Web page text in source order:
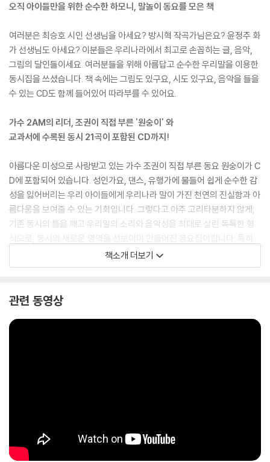
오직 아이들만을 위한 순수한 하모니, 말놀이 동요를 모은 책
여러분은 최승호 시인 선생님을 아세요? 방시혁 작곡가님은요? 윤정주 화
가 선생님도 아세요? 이분들은 우리나라에서 최고로 손꼽히는 글, 음악,
그림의 달인들이세요. 여러분들을 위해 아름답고 순수한 우리말을 이용한
동시집을 쓰셨습니다. 책 속에는 그림도 있구요, 시도 있구요, 음악을 들을
수 있는 CD도 함께 들어있어 따라부를 수 있어요.
가수 2AM의 리더, 조권이 직접 부른 '원숭이' 와
교과서에 수록된 동시 21곡이 포함된 CD까지!
아름다운 미성으로 사랑받고 있는 가수 조권이 직접 부른 동요 원숭이가 C
D에 포함되어 있습니다. 성인가요, 댄스, 유행가에 물들어 쉽게 순수한 감
성을 잃어버리는 우리 아이들에게 우리나라 말이 가진 천연의 진실함과 아
름다움을 보여줄 수 있는 기회입니다. 그렇다고 아주 고리타분하지 않게,
기존 동시의 틀을 깨고 우리말의 소리와 음악성을 최대로 살린 독특한 형
식으로, 동시의 새로운 영역을 선보이며 만들어진 동요집이랍니다. 특히
한국 고유의 말놀이의 특성을 잘 담아낼 수 있는 다양한 글을 마련하여 아
이들이 동시의 재미를 온몸으로 느낄 수 있도록 마련했어요.
리드미컬한 동요를 들으며 자연스럽게 한글까지 익힐 수 있도록 기획되었
왕거미” 등 비슷한 문구나 단어가 반복되는 동요를 따라 부르며 책을 보다
책소개 더보기
관련 동영상